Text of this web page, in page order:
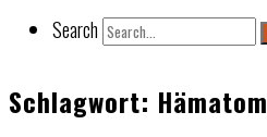
Search
Schlagwort: Hämatom